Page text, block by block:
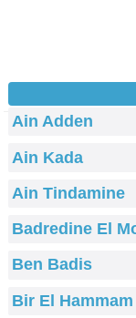
Ain Adden
Ain Kada
Ain Tindamine
Badredine El
Ben Badis
Bir El Hammam